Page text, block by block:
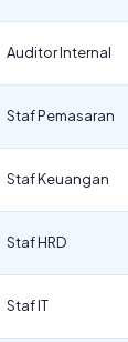
Auditor Internal
Staf Pemasaran
Staf Keuangan
Staf HRD
Staf IT